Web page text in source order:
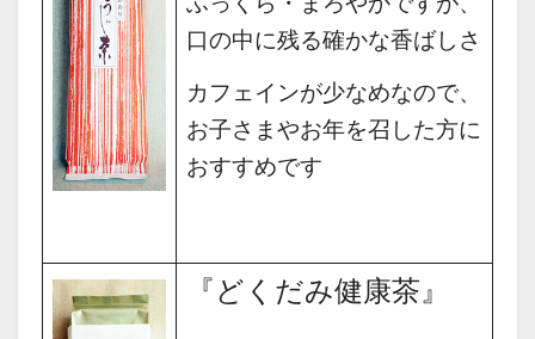
口の中に残る確かな香ばしさ
カフェインが少なめなので、
お子さまやお年を召した方に
おすすめです
『どくだみ健康茶』